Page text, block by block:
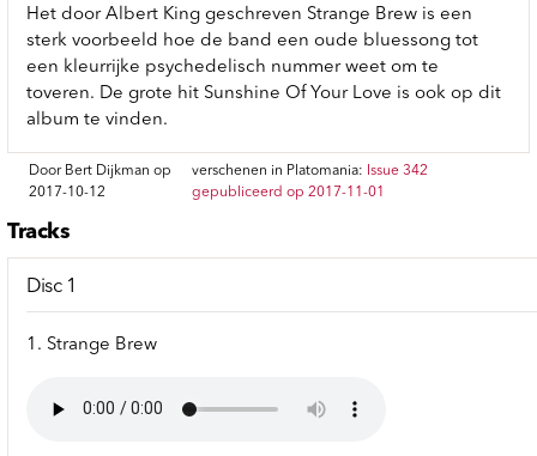
Het door Albert King geschreven Strange Brew is een
sterk voorbeeld hoe de band een oude bluessong tot
een kleurrijke psychedelisch nummer weet om te
toveren. De grote hit Sunshine Of Your Love is ook op dit
album te vinden.
Door Bert Dijkman op
2017-10-12
verschenen in Platomania: Issue 342
gepubliceerd op 2017-11-01
Tracks
Disc 1
1. Strange Brew